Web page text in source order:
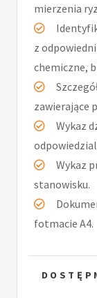
mierzenia
z
chemiczne,
zawierające
Wykaz
Wykaz
stanowisku.
fotmacie A4.